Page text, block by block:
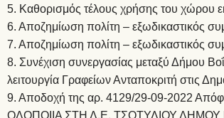
5. Καθορισμός τέλους χρήσης του χώρου
6. Αποζημίωση πολίτη – εξωδικαστικός
7. Αποζημίωση πολίτη – εξωδικαστικός
8. Συνέχιση συνεργασίας μεταξύ Δήμου
λειτουργία Γραφείων Ανταποκριτή στις
9. Αποδοχή της αρ. 4129/29-09-2022